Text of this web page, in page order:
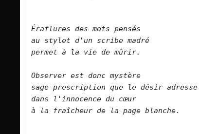
Éraflures des mots pensés
au stylet d'un scribe madré
permet à la vie de mûrir.
Observer est donc mystère
sage prescription que le désir adresse
dans l'innocence du cœur
à la fraîcheur de la page blanche.